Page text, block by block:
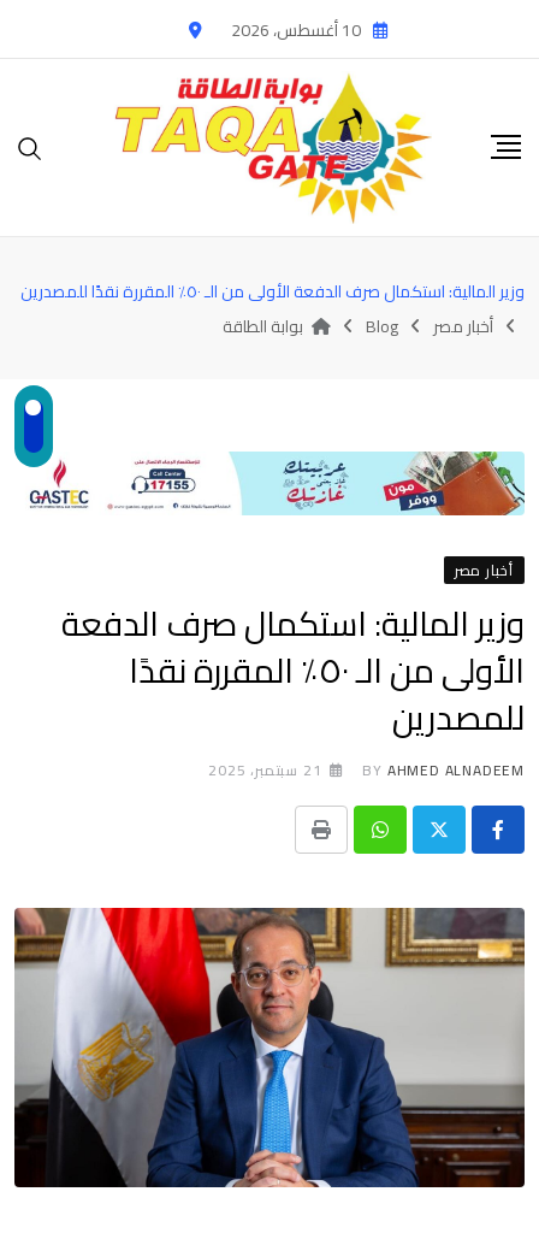
to
10 أغسطس، 2026
وزير المالية: استكمال صرف الدفعة الأولى من الـ ٥٠٪؜ المقررة نقدًا للمصدرين
أخبار مصر
Blog بوابة الطاقة
أخبار مصر
وزير المالية: استكمال صرف الدفعة
الأولى من الـ ٥٠٪؜ المقررة نقدًا
للمصدرين
BY AHMED ALNADEEM 21 سبتمبر، 2025
Whatsapp
Print